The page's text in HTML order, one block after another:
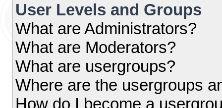
User Levels and Groups
What are Administrators?
What are Moderators?
What are usergroups?
Where are the usergroups
How do I become a